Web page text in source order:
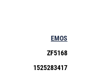
EMOS
ZF5168
1525283417